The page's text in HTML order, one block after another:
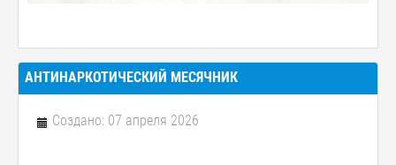
АНТИНАРКОТИЧЕСКИЙ МЕСЯЧНИК
Создано: 07 апреля 2026